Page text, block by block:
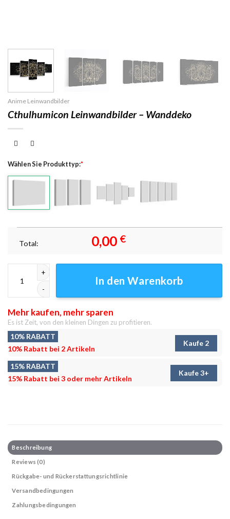
Anime Leinwandbilder
Cthulhumicon Leinwandbilder – Wanddeko
Wählen Sie Produkttyp:*
Total: 0,00 €
In den Warenkorb
Mehr kaufen, mehr sparen
Es ist Zeit, von den kleinen Dingen zu profitieren.
10% RABATT
10% Rabatt bei 2 Artikeln
Kaufe 2
15% RABATT
15% Rabatt bei 3 oder mehr Artikeln
Kaufe 3+
Beschreibung
Reviews (0)
Rückgabe- und Rückerstattungsrichtlinie
Versandbedingungen
Zahlungsbedingungen